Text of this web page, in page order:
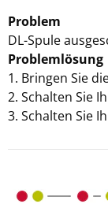
Problem
DL-Spule
Problemlösung
1. Bringen Sie
2. Schalten Sie
3. Schalten Sie